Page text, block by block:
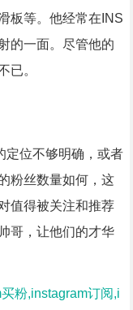
板等。他经常在INS
的一面。尽管他的
已。
定位不够明确，或者
粉丝数量如何，这
值得被关注和推荐
哥，让他们的才华
粉,instagram订阅,i